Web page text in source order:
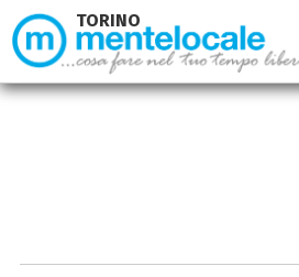
TORINO